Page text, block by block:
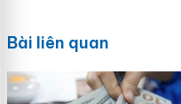
Bài liên quan